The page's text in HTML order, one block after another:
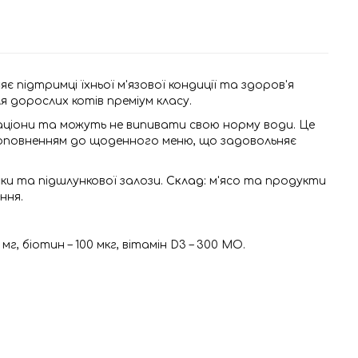
їхньої м'язової кондиції та здоров'я
котів преміум класу.
та можуть не випивати свою норму води. Це
до щоденного меню, що задовольняє
та підшлункової залози. Склад: м'ясо та продукти
мг, біотин – 100 мкг, вітамін D3 – 300 МО.